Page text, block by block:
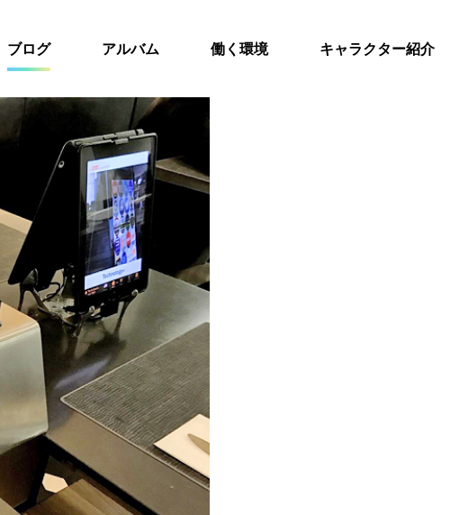
ブログ アルバム 働く環境 キャラクター紹介